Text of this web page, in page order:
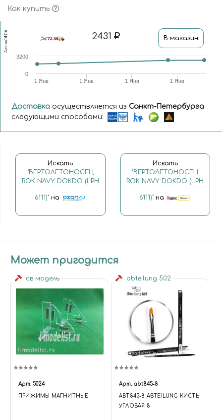
Как купить
Арт.
ac14216 2431 В магазин
1 Янв 1 Янв 1 Янв 1 Янв
0
3200
Доставка осуществляется из Санкт-Петербурга
следующими способами:
Искать
"ВЕРТОЛЕТОНОСЕЦ
ROK NAVY DOKDO (LPH
6111)"на
Искать
"ВЕРТОЛЕТОНОСЕЦ
ROK NAVY DOKDO (LPH
6111)" на
Может пригодится
св модель
Арт. 5024
ПРИЖИМЫ МАГНИТНЫЕ
abteilung 502
Арт. abt845-8
ABT845-8 ABTEILUNG КИСТЬ
УГЛОВАЯ 8